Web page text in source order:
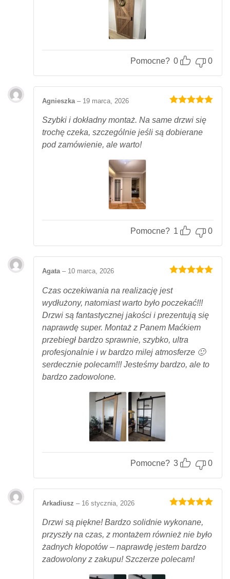
Pomocne? 0 0
na 5.
Agnieszka – 19 marca, 2026
Szybki i dokładny montaż. Na same drzwi się
trochę czeka, szczególnie jeśli są dobierane
pod zamówienie, ale warto!
Pomocne? 1 0
na 5.
Agata – 10 marca, 2026
Czas oczekiwania na realizację jest
wydłużony, natomiast warto było poczekać!!!
Drzwi są fantastycznej jakości i prezentują się
naprawdę super. Montaż z Panem Maćkiem
przebiegł bardzo sprawnie, szybko, ultra
profesjonalnie i w bardzo milej atmosferze 🙂
serdecznie polecam!!! Jesteśmy bardzo, ale to
bardzo zadowolone.
Pomocne? 3 0
na 5.
Arkadiusz – 16 stycznia, 2026
Drzwi są piękne! Bardzo solidnie wykonane,
przyszły na czas, z montażem również nie było
żadnych kłopotów – naprawdę jestem bardzo
zadowolony z zakupu! Szczerze polecam!